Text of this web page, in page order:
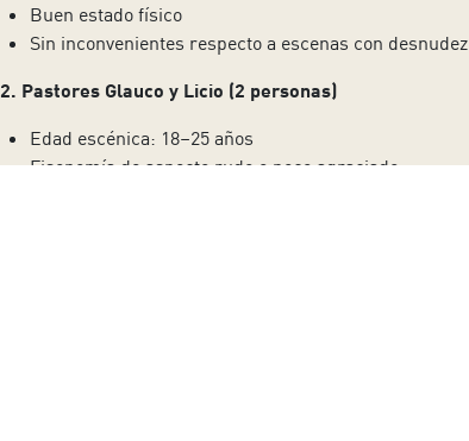
Buen estado físico
Sin inconvenientes respecto a escenas con desnudez
2. Pastores Glauco y Licio (2 personas)
Edad escénica: 18–25 años
Fisonomía de aspecto rudo o poco agraciado